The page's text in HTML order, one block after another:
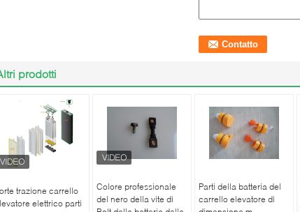
prodotti
trazione carrello
elettrico parti
Colore professionale
del nero della vite di
Parti della batteria del
carrello elevatore di